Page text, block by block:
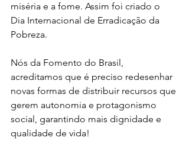
miséria e a fome. Assim foi criado o
Dia Internacional de Erradicação da
Pobreza.
Nós da Fomento do Brasil,
acreditamos que é preciso redesenhar
novas formas de distribuir recursos que
gerem autonomia e protagonismo
social, garantindo mais dignidade e
qualidade de vida!